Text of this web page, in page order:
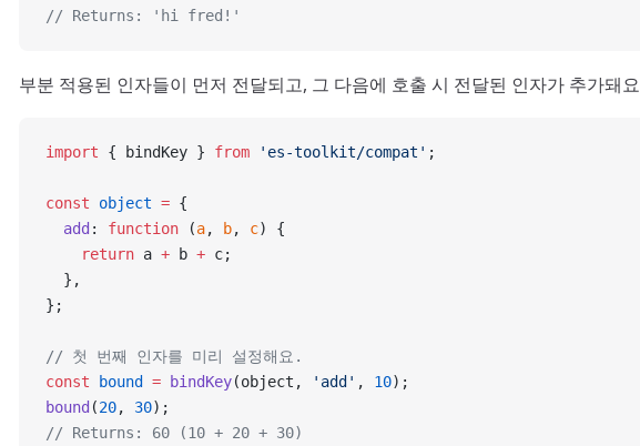
// Returns: 'hi fred!'
부분 적용된 인자들이 먼저 전달되고, 그 다음에 호출 시 전달된 인자가 추가돼
import { bindKey } from 'es-toolkit/compat' ;
const object = {
  add
: function (a, b, c) {
    return
a + b + c;
  },
};
// 첫 번째 인자를 미리 설정해요.
const bound = bindKey(object, 'add' , 10);
bound (20, 30);
// Returns: 60 (10 + 20 + 30)